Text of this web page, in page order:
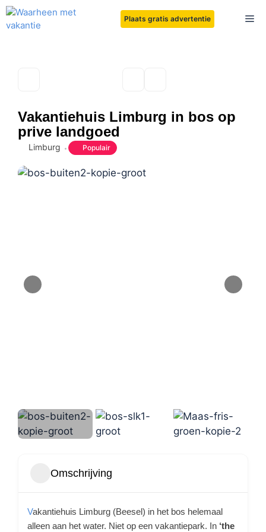
Ga
naar
Plaats gratis advertentie
Vakantiehuis Limburg in bos op
prive landgoed
Limburg Populair
Omschrijving
Vakantiehuis Limburg (Beesel) in het bos helemaal
alleen aan het water. Niet op een vakantiepark. In ‘the